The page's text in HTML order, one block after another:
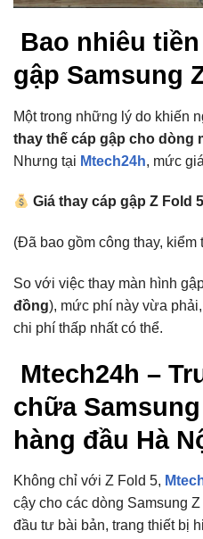
Bao nhiêu
gập Samsung
Một trong những lý do khiến
thay thế cáp gập cho dòng
Nhưng tại Mtech24h, mức
Giá thay cáp gập Z Fold
(Đã bao gồm công thay, kiểm
So với việc thay màn hình
đồng), mức phí này vừa
chi phí thấp nhất có thể.
Mtech24h –
chữa
hàng đầu Hà
Không chỉ với Z Fold 5,
cậy cho các dòng Samsung
đầu tư bài bản, trang thiết bị